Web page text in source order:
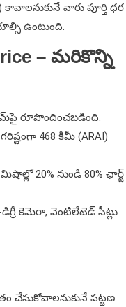
కావాలనుకునే వారు పూర్తి ధర
ఉంటుంది.
– మరికొన్ని
రూపొందించబడింది.
468 కిమీ (ARAI)
20% నుండి 80% ఛార్జ్
కెమెరా, వెంటిలేటెడ్ సీట్లు
చేసుకోవాలనుకునే పట్టణ